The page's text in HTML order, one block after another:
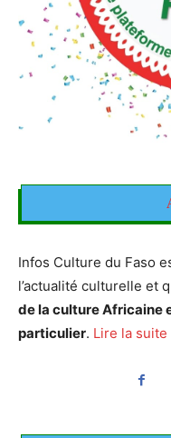
Infos Culture du Faso
l’actualité culturelle et
de la culture Africaine
particulier. Lire la suite